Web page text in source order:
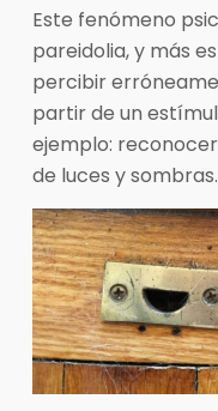
Este fenómeno
pareidolia, y más
percibir
partir de un
ejemplo:
de luces y